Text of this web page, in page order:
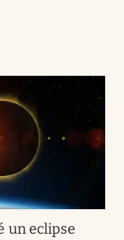
un eclipse